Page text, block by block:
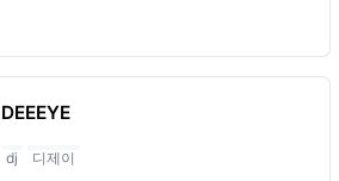
DEEEYE
dj 디제이